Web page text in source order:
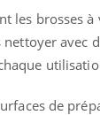
les brosses à
nettoyer avec
de